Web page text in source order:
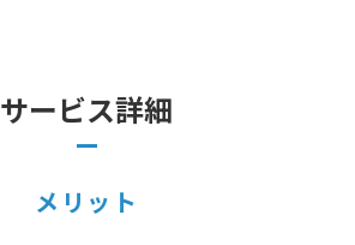
サービス詳細
メリット